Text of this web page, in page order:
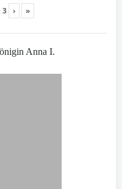
3 › »
Anna I.